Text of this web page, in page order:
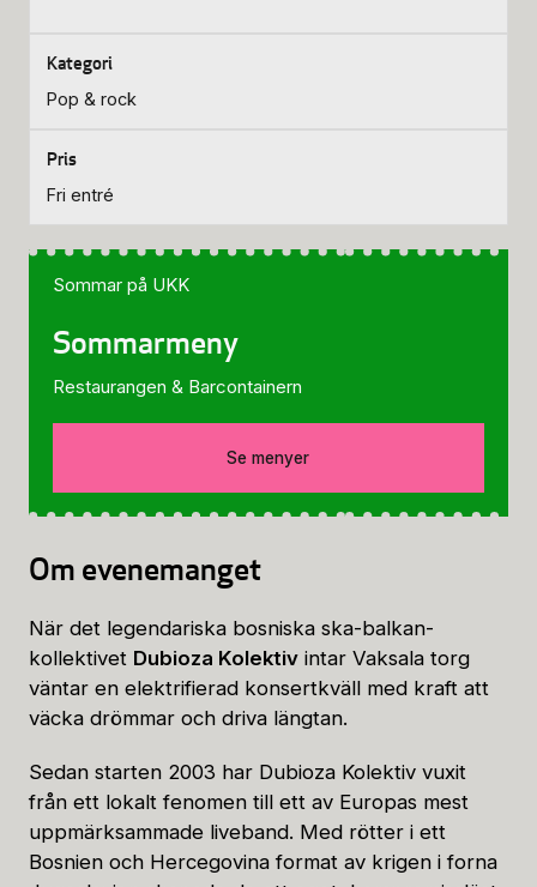
Pop & rock
Fri entré
Om evenemanget
När det legendariska bosniska ska-balkan-
kollektivet Dubioza Kolektiv intar Vaksala torg
väntar en elektrifierad konsertkväll med kraft att
väcka drömmar och driva längtan.
Sedan starten 2003 har Dubioza Kolektiv vuxit
från ett lokalt fenomen till ett av Europas mest
uppmärksammade liveband. Med rötter i ett
Bosnien och Hercegovina format av krigen i forna
Sommar på UKK
Sommarmeny
Restaurangen & Barcontainern
Se menyer